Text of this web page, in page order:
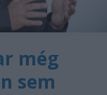
még
sem